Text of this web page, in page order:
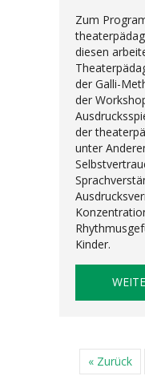
Zum
diesen
der Galli-
der
der
unter
Kinder.
« Zurück